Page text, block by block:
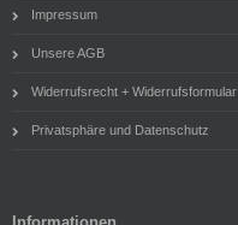
Impressum
Unsere AGB
Widerrufsrecht + Widerrufsformular
Privatsphäre und Datenschutz